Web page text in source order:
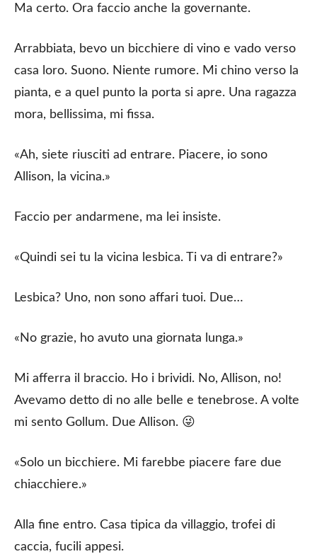
Ma certo. Ora faccio anche la governante.
Arrabbiata, bevo un bicchiere di vino e vado verso
casa loro. Suono. Niente rumore. Mi chino verso la
pianta, e a quel punto la porta si apre. Una ragazza
mora, bellissima, mi fissa.
«Ah, siete riusciti ad entrare. Piacere, io sono
Allison, la vicina.»
Faccio per andarmene, ma lei insiste.
«Quindi sei tu la vicina lesbica. Ti va di entrare?»
Lesbica? Uno, non sono affari tuoi. Due…
«No grazie, ho avuto una giornata lunga.»
Mi afferra il braccio. Ho i brividi. No, Allison, no!
Avevamo detto di no alle belle e tenebrose. A volte
mi sento Gollum. Due Allison. 😜
«Solo un bicchiere. Mi farebbe piacere fare due
chiacchiere.»
Alla fine entro. Casa tipica da villaggio, trofei di
caccia, fucili appesi.